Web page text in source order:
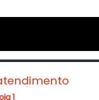
1